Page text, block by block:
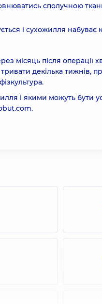
сполучною
і сухожилля набуває
місяць після операції
декілька тижнів,
і якими можуть бути
.